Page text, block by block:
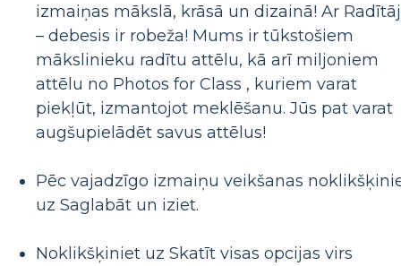
izmaiņas mākslā, krāsā un dizainā! Ar
– debesis ir robeža! Mums ir tūkstošiem
mākslinieku radītu attēlu, kā arī miljoniem
attēlu no Photos for Class , kuriem varat
piekļūt, izmantojot meklēšanu. Jūs pat varat
augšupielādēt savus attēlus!
Pēc vajadzīgo izmaiņu veikšanas
uz Saglabāt un iziet.
Noklikšķiniet uz Skatīt visas opcijas virs